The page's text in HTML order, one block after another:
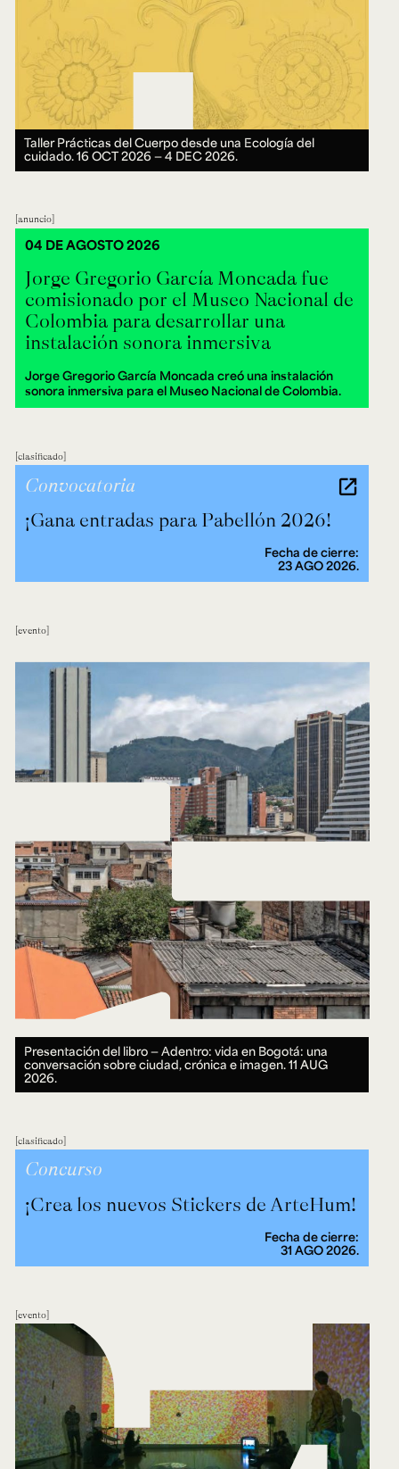
Taller Prácticas del Cuerpo desde una Ecología del
cuidado.16 OCT 2026 ― 4 DEC 2026.
anuncio
Jorge Gregorio García Moncada fue
comisionado por el Museo Nacional de
Colombia para desarrollar una
instalación sonora inmersiva
Jorge Gregorio García Moncada creó una instalación
sonora inmersiva para el Museo Nacional de Colombia.
04 DE AGOSTO 2026
clasificado
¡Gana entradas para Pabellón 2026!
Convocatoria
Fecha de cierre:
23 AGO 2026.
evento
Presentación del libro — Adentro: vida en Bogotá: una
conversación sobre ciudad, crónica e imagen.11 AUG
2026.
clasificado
Concurso
¡Crea los nuevos Stickers de ArteHum!
Fecha de cierre:
31 AGO 2026.
evento